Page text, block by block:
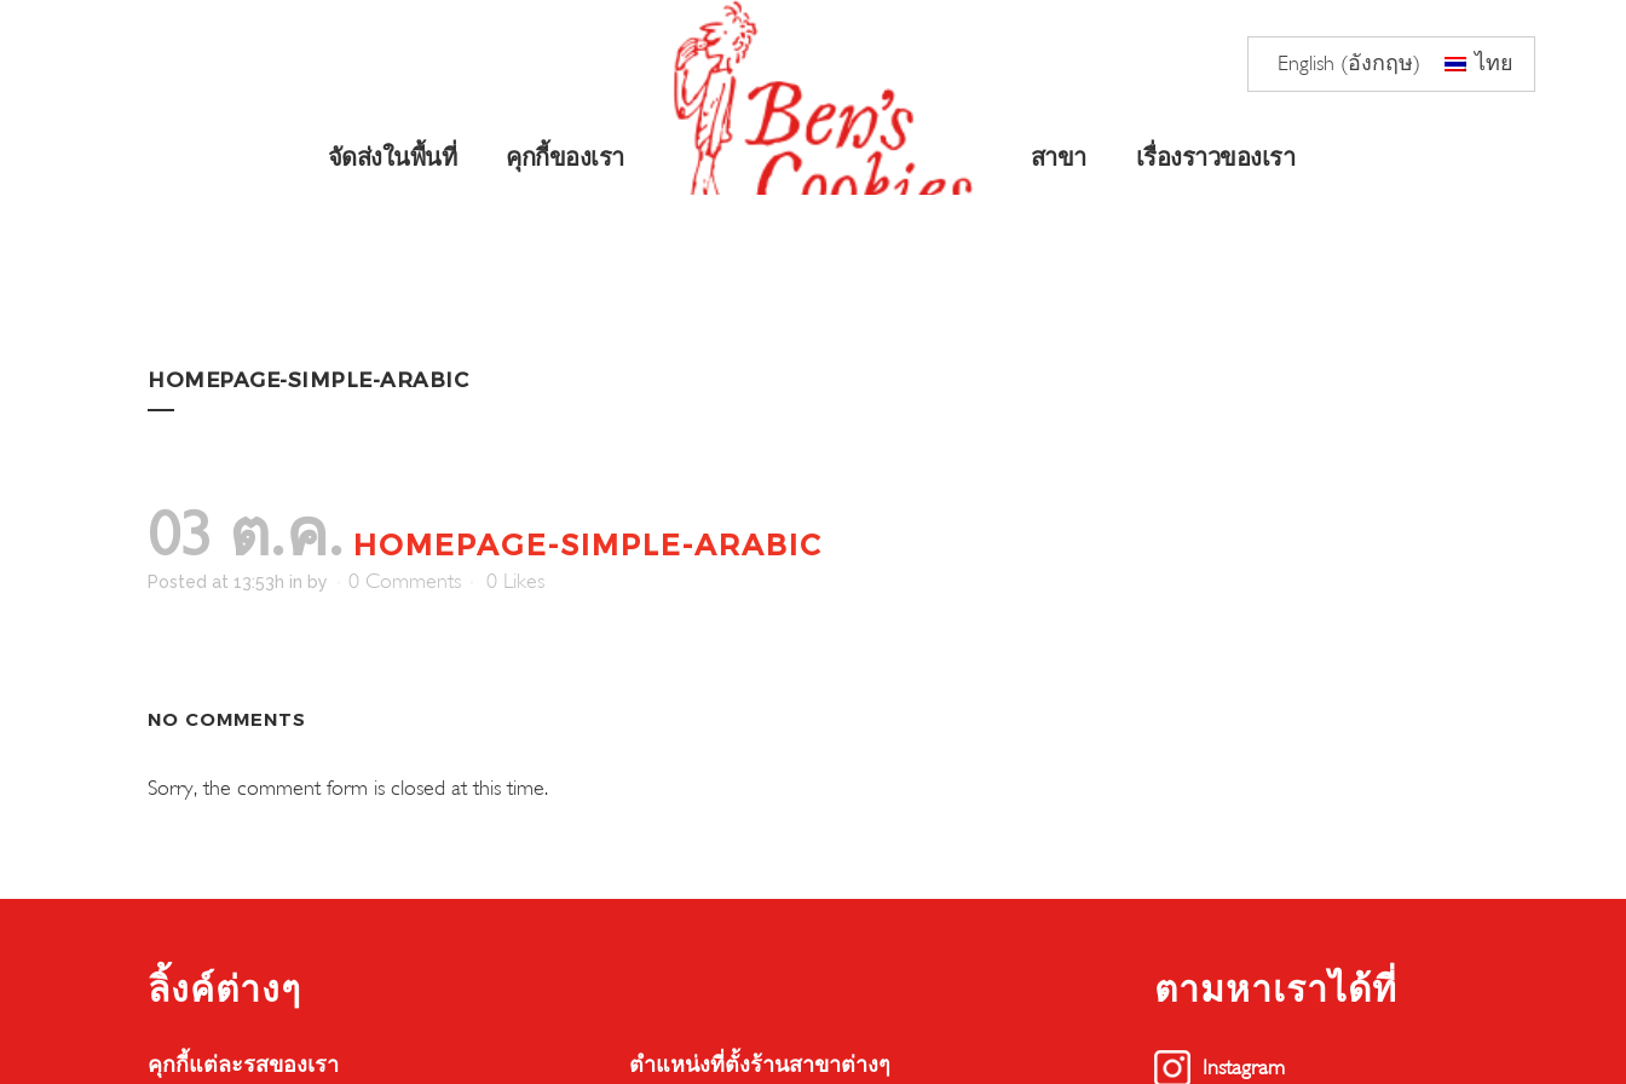
English (อังกฤษ) ไทย
จัดส่งในพื้นที่ คุกกี้ของเรา สาขา เรื่องราวของเรา
HOMEPAGE-SIMPLE-ARABIC
03 ต.ค. HOMEPAGE-SIMPLE-ARABIC
Posted at 13:53h in by 0 Comments 0 Likes
NO COMMENTS
Sorry, the comment form is closed at this time.
ลิ้งค์ต่างๆ
คุกกี้แต่ละรสของเรา ตำแหน่งที่ตั้งร้านสาขาต่างๆ
ตามหาเราได้ที่
Instagram